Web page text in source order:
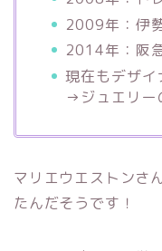
2009年：伊
2014年：阪
現在もデザ
→ジュエリー
マリエウエストンさ
たんだそうです！